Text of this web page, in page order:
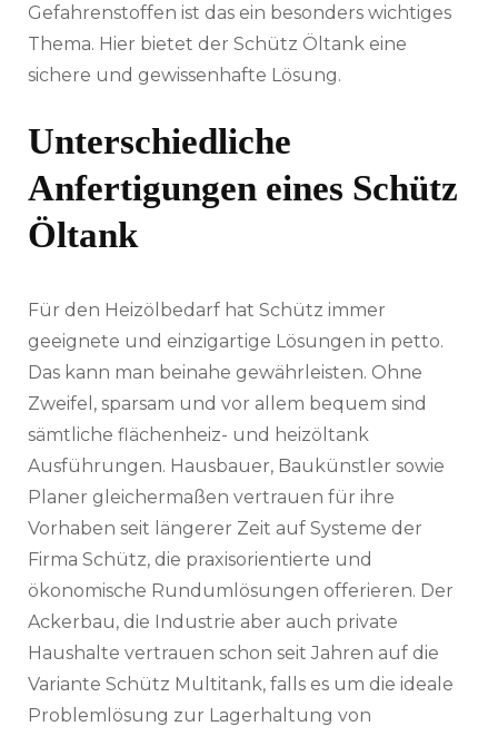
Gefahrenstoffen ist das ein besonders wichtiges
Thema. Hier bietet der Schütz Öltank eine
sichere und gewissenhafte Lösung.
Unterschiedliche
Anfertigungen eines Schütz
Öltank
Für den Heizölbedarf hat Schütz immer
geeignete und einzigartige Lösungen in petto.
Das kann man beinahe gewährleisten. Ohne
Zweifel, sparsam und vor allem bequem sind
sämtliche flächenheiz- und heizöltank
Ausführungen. Hausbauer, Baukünstler sowie
Planer gleichermaßen vertrauen für ihre
Vorhaben seit längerer Zeit auf Systeme der
Firma Schütz, die praxisorientierte und
ökonomische Rundumlösungen offerieren. Der
Ackerbau, die Industrie aber auch private
Haushalte vertrauen schon seit Jahren auf die
Variante Schütz Multitank, falls es um die ideale
Problemlösung zur Lagerhaltung von